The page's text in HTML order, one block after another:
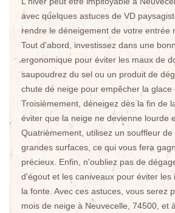
avec quelques astuces de VD
rendre le déneigement de votre entrée
Tout d'abord, investissez dans une
ergonomique pour éviter les maux de
saupoudrez du sel ou un produit de
chute de neige pour empêcher la glace
Troisièmement, déneigez dès la fin de
éviter que la neige ne devienne lourde
Quatrièmement, utilisez un souffleur
grandes surfaces, ce qui vous fera
précieux. Enfin, n'oubliez pas de
d'égout et les caniveaux pour éviter les
la fonte. Avec ces astuces, vous serez
mois de neige à Neuvecelle, 74500, et